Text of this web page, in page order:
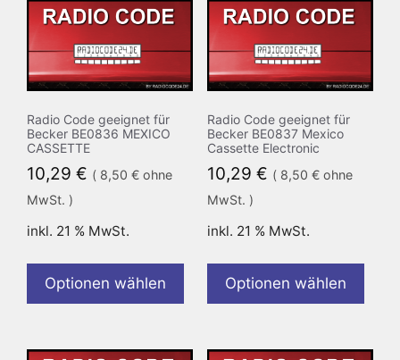
Radio Code geeignet für
Becker BE0836 MEXICO
CASSETTE
10,29 € ( 8,50 € ohne
MwSt. )
inkl. 21 % MwSt.
Optionen wählen
Radio Code geeignet für
Becker BE0837 Mexico
Cassette Electronic
10,29 € ( 8,50 €ohne
MwSt. )
inkl. 21 % MwSt.
Optionen wählen